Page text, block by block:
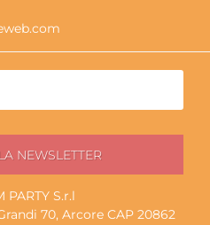
PARTY S.r.l
70, Arcore CAP 20862